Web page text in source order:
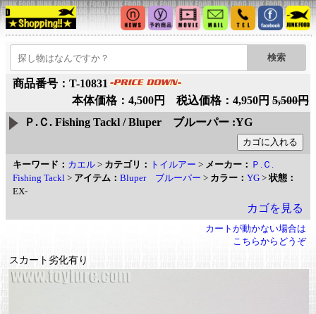
商品番号：T-10831
本体価格：4,500円 税込価格：4,950円 5,500円
Ｐ.Ｃ. Fishing Tackl / Bluper ブルーパー :YG
キーワード： カエル > カテゴリ： トイルアー > メーカー： Ｐ.Ｃ.
Fishing Tackl > アイテム： Bluper ブルーパー > カラー： YG >状態：
EX-
カゴを見る
カートが動かない場合は
こちらからどうぞ
スカート劣化有り